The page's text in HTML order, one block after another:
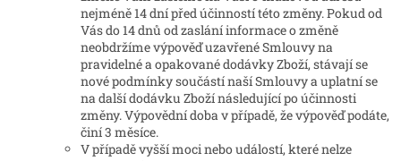
nejméně 14 dní před účinností této změny. Pokud od
Vás do 14 dnů od zaslání informace o změně
neobdržíme výpověď uzavřené Smlouvy na
pravidelné a opakované dodávky Zboží, stávají se
nové podmínky součástí naší Smlouvy a uplatní se
na další dodávku Zboží následující po účinnosti
změny. Výpovědní doba v případě, že výpověď podáte,
činí 3 měsíce.
V případě vyšší moci nebo událostí, které nelze